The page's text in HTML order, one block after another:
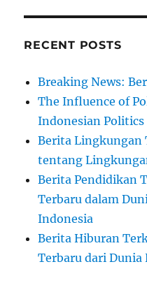
RECENT POSTS
Breaking News:
The Influence of
Indonesian Politics
Berita Lingkungan
tentang
Berita Pendidikan
Terbaru dalam
Indonesia
Berita Hiburan
Terbaru dari